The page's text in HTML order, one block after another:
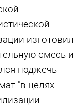
изготовил
смесь и
поджечь
"в целях